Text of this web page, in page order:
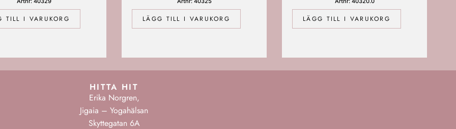
TILL I VARUKORG LÄGG TILL I VARUKORG LÄGG TILL I VARUKORG
HITTA HIT
Erika Norgren,
Jigaia – Yogahälsan
Skyttegatan 6A